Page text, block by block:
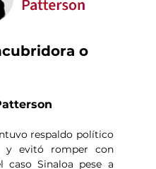
o
respaldo político
y evitó romper con
caso Sinaloa pese a